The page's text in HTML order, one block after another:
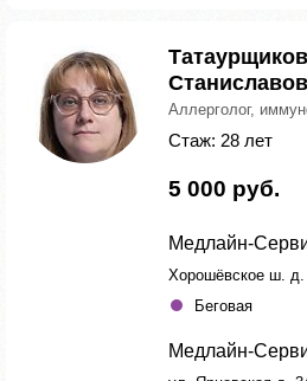
Аллерголог,
Стаж: 28 лет
5 000 руб.
Медлайн-
Хорошёвское ш. д.
Беговая
Медлайн-